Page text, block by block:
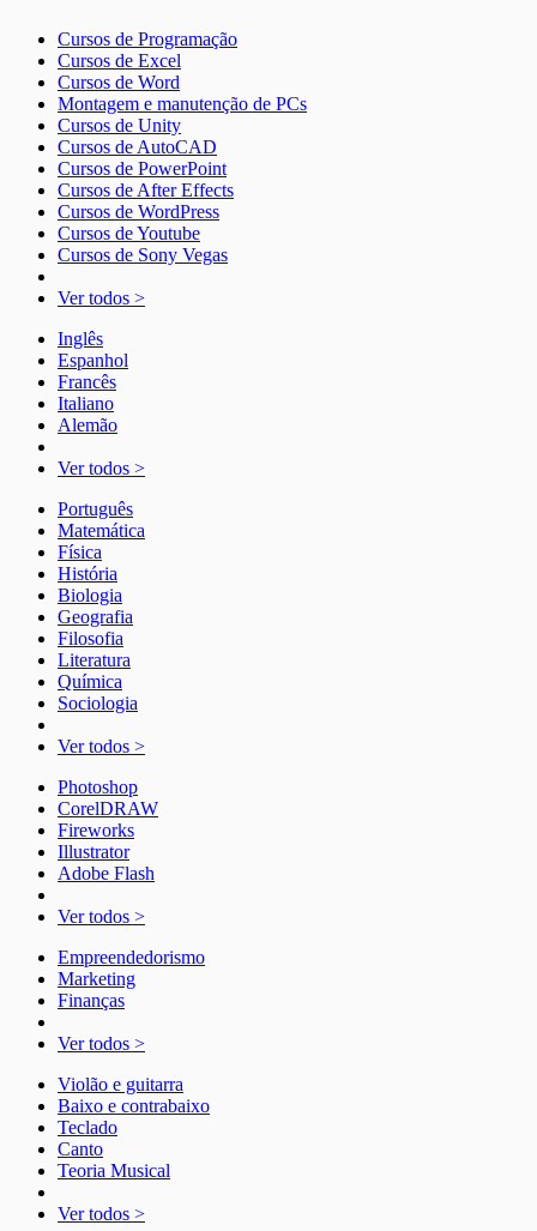
Cursos de Programação
Cursos de Excel
Cursos de Word
Montagem e manutenção de PCs
Cursos de Unity
Cursos de AutoCAD
Cursos de PowerPoint
Cursos de After Effects
Cursos de WordPress
Cursos de Youtube
Cursos de Sony Vegas
Ver todos >
Inglês
Espanhol
Francês
Italiano
Alemão
Ver todos >
Português
Matemática
Física
História
Biologia
Geografia
Filosofia
Literatura
Química
Sociologia
Ver todos >
Photoshop
CorelDRAW
Fireworks
Illustrator
Adobe Flash
Ver todos >
Empreendedorismo
Marketing
Finanças
Ver todos >
Violão e guitarra
Baixo e contrabaixo
Teclado
Canto
Teoria Musical
Ver todos >